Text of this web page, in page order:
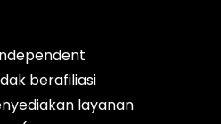
berafiliasi
layanan